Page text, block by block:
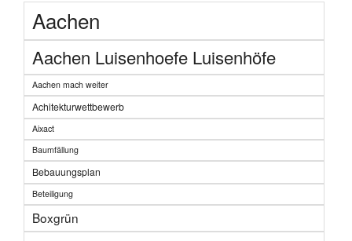
Aachen
Aachen Luisenhoefe Luisenhöfe
Aachen mach weiter
Achitekturwettbewerb
Aixact
Baumfällung
Bebauungsplan
Beteiligung
Boxgrün